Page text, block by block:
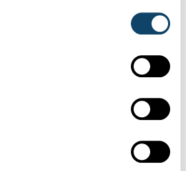
le temps
avant leur travail quotidien. Qu...
and rural Development